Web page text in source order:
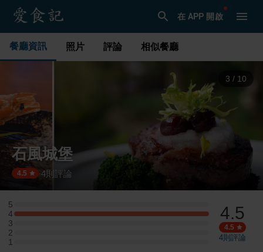
在 APP 開啟
餐廳資訊 照片 評論 相似餐廳
3 / 10
石風城堡
4.5 ·4則評論
5
5 星：0 則評論
4
4 星：1 則評論
3
3 星：0 則評論
2
2 星：0 則評論
1
1 星：0 則評論
4.5
4.5
4則評論